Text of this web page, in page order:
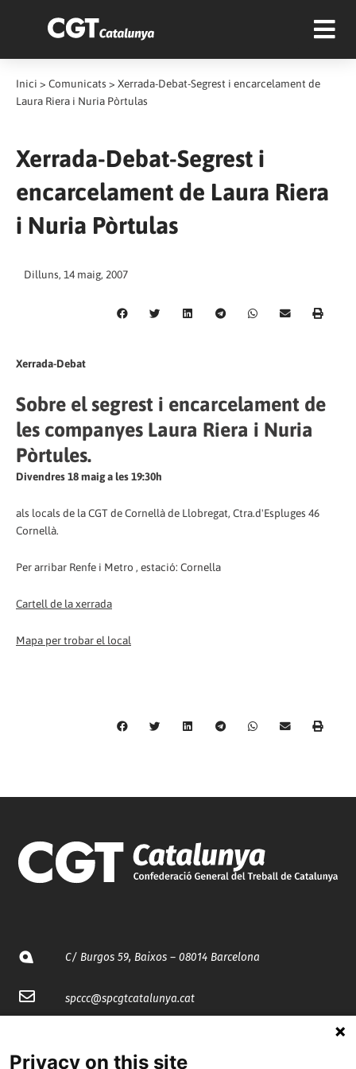
Inici > Comunicats > Xerrada-Debat-Segrest i encarcelament de
Laura Riera i Nuria Pòrtulas
Xerrada-Debat-Segrest i
encarcelament de Laura Riera
i Nuria Pòrtulas
Dilluns, 14 maig, 2007
Xerrada-Debat
Sobre el segrest i encarcelament de
les companyes Laura Riera i Nuria
Pòrtules.
Divendres 18 maig a les 19:30h
als locals de la CGT de Cornellà de Llobregat, Ctra.d'Espluges 46
Cornellà.
Per arribar Renfe i Metro , estació: Cornella
Cartell de la xerrada
Mapa per trobar el local
C/ Burgos 59, Baixos – 08014 Barcelona
spccc@spcgtcatalunya.cat
Privacy on this site